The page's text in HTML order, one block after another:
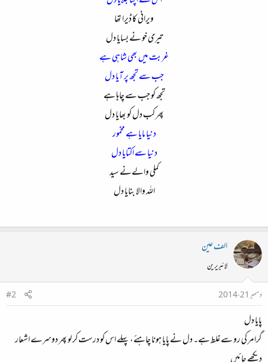
ویرانی کا ڈیرا تھا
تیری خو نے بسایا دل
غربت میں بھی شاہی ہے
جب سے تجھ پر آیا دل
تجھ کو جب سے چاہا ہے
پھر کب دل کو بھایا دل
دنیا مایا ہے مخمور
دنیا سے اکتایا دل
کملی والےنے سید
اللہ والا بنایا دل
الف عین
لائبریرین
دسمبر 21، 2014
#2
پایا دل
گرامر کی رو سے غلط ہے۔ دل نے پایا ہونا چاہئے، پہلے اس کو درست کر لو پھر دوسرے اشعار